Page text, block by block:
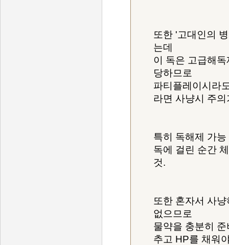
또한 '고대인의
는데
이 독은 고급해
당하므로
파티플레이시라
라면 사냥시 주
특히 독해제 가
독에 걸린 순간
것.
또한 혼자서 사
없으므로
물약을 충분히
추고 HP를 채워